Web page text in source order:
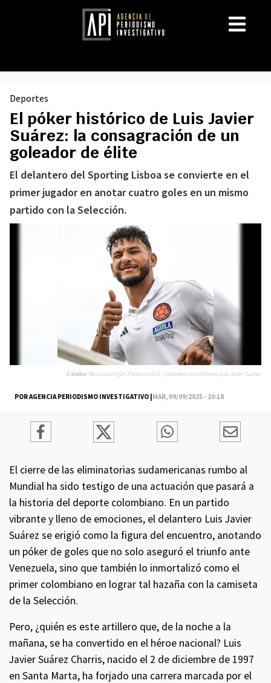
Deportes
El póker histórico de Luis Javier
Suárez: la consagración de un
goleador de élite
El delantero del Sporting Lisboa se convierte en el
primer jugador en anotar cuatro goles en un mismo
partido con la Selección.
POR AGENCIA PERIODISMO INVESTIGATIVO |MAR, 09/09/2025 - 20:18
Créditos:Red social X @FCFSeleccionCol / Delantero colombiano, Luis Javier Suárez
El cierre de las eliminatorias sudamericanas rumbo al
Mundial ha sido testigo de una actuación que pasará a
la historia del deporte colombiano. En un partido
vibrante y lleno de emociones, el delantero Luis Javier
Suárez se erigió como la figura del encuentro, anotando
un póker de goles que no solo aseguró el triunfo ante
Venezuela, sino que también lo inmortalizó como el
primer colombiano en lograr tal hazaña con la camiseta
de la Selección.
Pero, ¿quién es este artillero que, de la noche a la
mañana, se ha convertido en el héroe nacional? Luis
Javier Suárez Charris, nacido el 2 de diciembre de 1997
en Santa Marta, ha forjado una carrera marcada por el